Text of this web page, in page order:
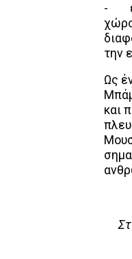
-
την
Ως
και